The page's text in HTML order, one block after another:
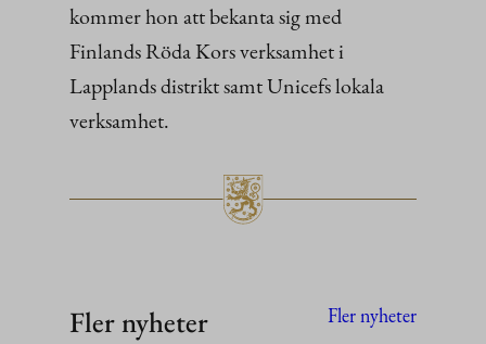
kommer hon att bekanta sig med
Finlands Röda Kors verksamhet i
Lapplands distrikt samt Unicefs lokala
verksamhet.
Fler nyheter Fler nyheter